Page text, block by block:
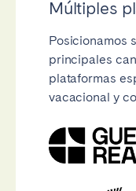
Múltiples
Posicionamos
principales
plataformas
vacacional y